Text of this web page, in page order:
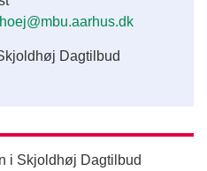
Dagtilbud
i Skjoldhøj Dagtilbud